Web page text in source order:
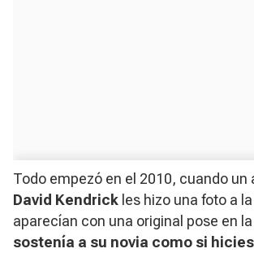
Todo empezó en el 2010, cuando un
David Kendrick les hizo una foto a
aparecían con una original pose en
sostenía a su novia como si